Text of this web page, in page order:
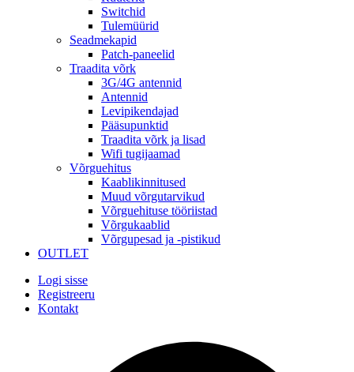
Switchid
Tulemüürid
Seadmekapid
Patch-paneelid
Traadita võrk
3G/4G antennid
Antennid
Levipikendajad
Pääsupunktid
Traadita võrk ja lisad
Wifi tugijaamad
Võrguehitus
Kaablikinnitused
Muud võrgutarvikud
Võrguehituse tööriistad
Võrgukaablid
Võrgupesad ja -pistikud
OUTLET
Logi sisse
Registreeru
Kontakt